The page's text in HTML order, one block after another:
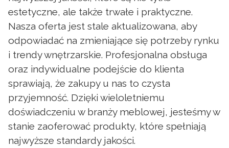
estetyczne, ale także trwałe i praktyczne.
Nasza oferta jest stale aktualizowana, aby
odpowiadać na zmieniające się potrzeby rynku
i trendy wnętrzarskie. Profesjonalna obsługa
oraz indywidualne podejście do klienta
sprawiają, że zakupy u nas to czysta
przyjemność. Dzięki wieloletniemu
doświadczeniu w branży meblowej, jesteśmy w
stanie zaoferować produkty, które spełniają
najwyższe standardy jakości.